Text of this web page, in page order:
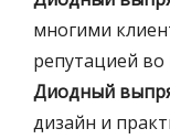
многими
репутацией во
Диодный
дизайн и